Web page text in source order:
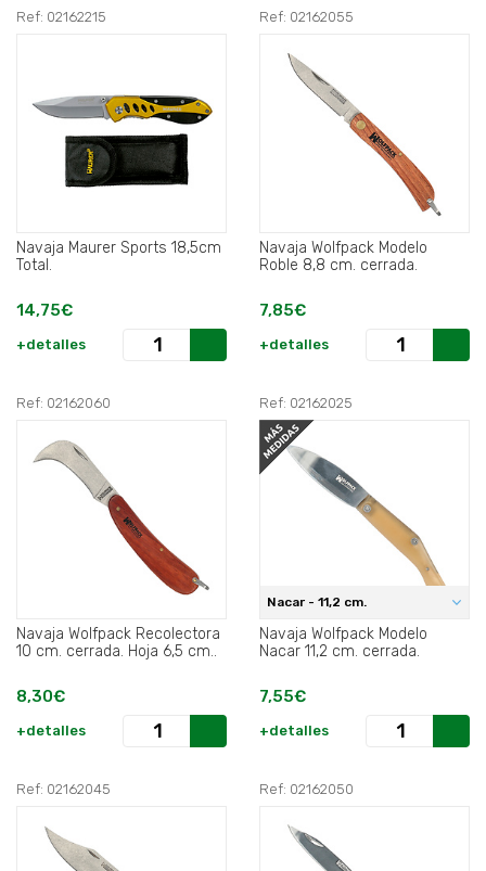
Ref: 02162215
Navaja Maurer Sports 18,5cm
Total.
14,75€
+detalles
Ref: 02162055
Navaja Wolfpack Modelo
Roble 8,8 cm. cerrada.
7,85€
+detalles
Ref: 02162060
Navaja Wolfpack Recolectora
10 cm. cerrada. Hoja 6,5 cm..
8,30€
+detalles
Ref: 02162025
Nacar - 11,2 cm.
Navaja Wolfpack Modelo
Nacar 11,2 cm. cerrada.
7,55€
+detalles
Ref: 02162045 Ref: 02162050